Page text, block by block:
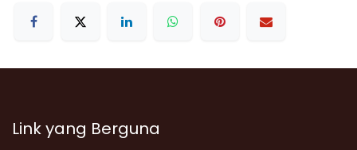
Link yang Berguna